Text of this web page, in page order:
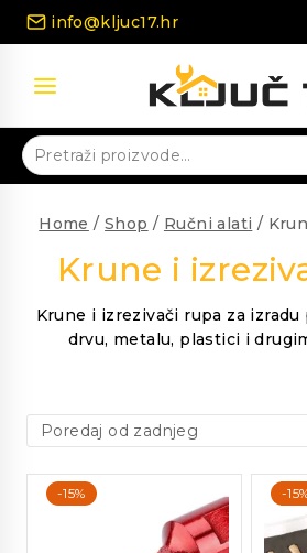
Skip
info@kljuc17.hr
Pretraži:
Home / Shop / Ručni alati /
Krune i
Krune i izrezivači rupa za
drvu, metalu, plastici i
-15% -